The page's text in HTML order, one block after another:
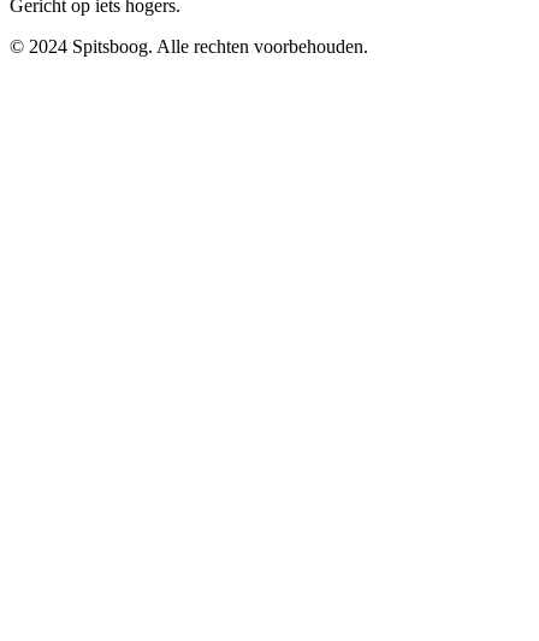
Gericht op iets hogers.
© 2024 Spitsboog. Alle rechten voorbehouden.